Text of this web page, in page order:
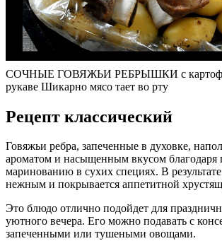
СОЧНЫЕ ГОВЯЖЬИ РЕБРЫШКИ с
рукаве Шикарно мясо тает во рту
Рецепт классический
Говяжьи ребра, запеченные в духовке,
ароматом и насыщенным вкусом благодаря
маринованию в сухих специях. В
нежным и покрывается аппетитной
Это блюдо отлично подойдет для
уютного вечера. Его можно подавать с
запеченными или тушеными овощами.